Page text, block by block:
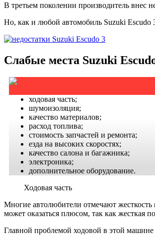
В третьем поколении производитель внес
Но, как и любой автомобиль Suzuki Escudo
Слабые места Suzuki
ходовая часть;
шумоизоляция;
качество материалов;
расход топлива;
стоимость запчастей и ремонта;
езда на высоких скоростях;
качество салона и багажника;
электроника;
дополнительное оборудование.
Ходовая часть
Многие автолюбители отмечают жесткость
может оказаться плюсом, так как жесткая
Главной проблемой ходовой в этой машине